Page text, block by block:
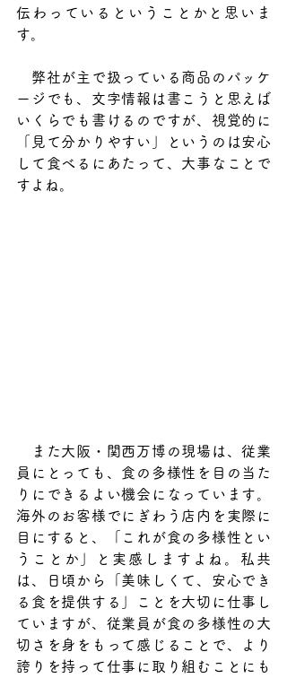
伝わっているということかと思いま
す。
弊社が主で扱っている商品のパッケ
ージでも、文字情報は書こうと思えば
いくらでも書けるのですが、視覚的に
「見て分かりやすい」というのは安心
して食べるにあたって、大事なことで
すよね。
また大阪・関西万博の現場は、従業
員にとっても、食の多様性を目の当た
りにできるよい機会になっています。
海外のお客様でにぎわう店内を実際に
目にすると、「これが食の多様性とい
うことか」と実感しますよね。私共
は、日頃から「美味しくて、安心でき
る食を提供する」ことを大切に仕事し
ていますが、従業員が食の多様性の大
切さを身をもって感じることで、より
誇りを持って仕事に取り組むことにも